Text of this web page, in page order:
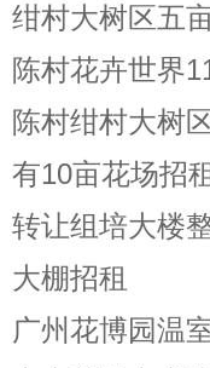
绀村大树区五
陈村花卉世界
陈村绀村大树
有10亩花场招
转让组培大楼
大棚招租
广州花博园温